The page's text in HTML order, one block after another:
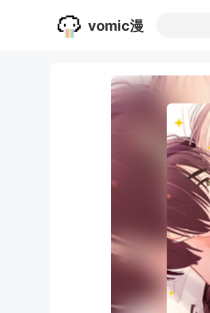
vomic漫